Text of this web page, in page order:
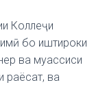
Коллеҷи
бо иштироки
ва муассиси
раёсат, ва